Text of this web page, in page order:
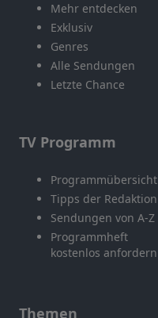
Mehr entdecken
Exklusiv
Genres
Alle Sendungen
Letzte Chance
TV Programm
Programmübersicht
Tipps der Redaktion
Sendungen von A-Z
Programmheft
kostenlos anfordern
Themen